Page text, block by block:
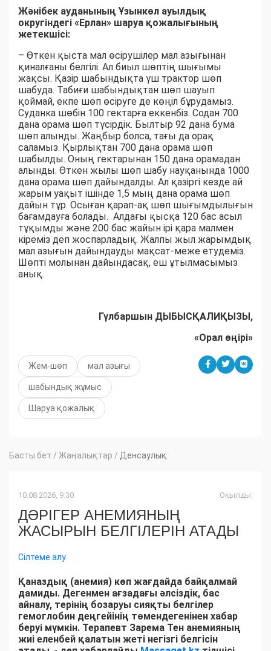
Жәнібек ауданының Ұзынкөл ауылдық
округіндегі «Ерлан» шаруа қожалығының
жетекшісі:
– Өткен қыста мал өсірушілер мал азығынан
қиналғаны белгілі. Ал биыл шөптің шығымы
жақсы. Қазір шабындықта үш трактор шөп
шабуда. Табиғи шабындықтан шөп шауып
қоймай, екпе шөп өсіруге де көңіл бұрудамыз.
Суданка шөбін 100 гектарға еккенбіз. Содан 700
дана орама шөп түсірдік. Былтыр 92 дана бума
шөп алынды. Жаңбыр болса, тағы да орақ
саламыз. Қырлықтан 700 дана орама шөп
шабылды. Оның гектарынан 150 дана орамадан
алынды. Өткен жылы шөп шабу науқанында 1000
дана орама шөп дайындалды. Ал қазіргі кезде ай
жарым уақыт ішінде 1,5 мың дана орама шөп
дайын тұр. Осыған қарап-ақ шөп шығымдылығын
бағамдауға болады. Алдағы қысқа 120 бас асыл
тұқымды және 200 бас жайын ірі қара малмен
кіреміз деп жоспарладық. Жалпы жыл жарымдық
мал азығын дайындауды мақсат-меже етудеміз.
Шөпті молынан дайындасақ, еш ұтылмасымыз
анық.
Гүлбаршын ДЫБЫСҚАЛИҚЫЗЫ,
«Орал өңірі»
Жем-шөп мал азығы
шабындық жұмыс
Шаруа қожалық
Басты бет / Жаңалықтар / Денсаулық
10.08.2026, 9:30 Оқылды:
ДӘРІГЕР АНЕМИЯНЫҢ
ЖАСЫРЫН БЕЛГІЛЕРІН АТАДЫ
Сілтеме алу
Қаназдық (анемия) көп жағдайда байқалмай
дамиды. Дегенмен ағзадағы әлсіздік, бас
айналу, терінің бозаруы сияқты белгілер
гемоглобин деңгейінің төмендегенінен хабар
беруі мүмкін. Терапевт Зарема Тен анемияның
жиі еленбей қалатын жеті негізгі белгісін